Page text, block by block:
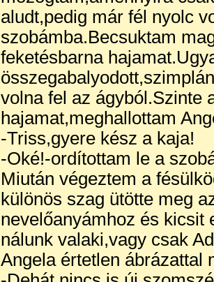
aludt,pedig már fél nyolc
szobámba.Becsuktam
feketésbarna
volna fel az ágyból.Szinte
hajamat,meghallottam
-Triss,gyere kész a kaja!
-Oké!-ordítottam le a
Miután végeztem a
különös szag ütötte meg
nevelőanyámhoz és kicsit
nálunk valaki,vagy csak
Angela értetlen ábrázattal